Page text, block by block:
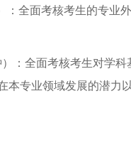
全面考核考生的专业
：全面考核考生对学
本专业领域发展的潜